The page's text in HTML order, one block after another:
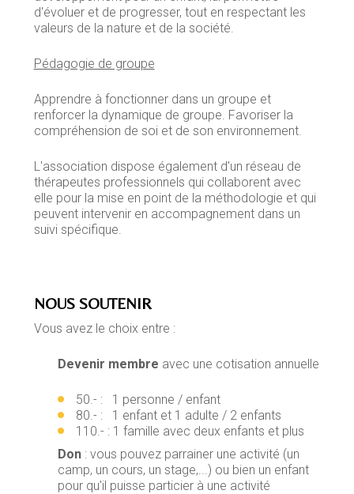
d'évoluer et de progresser, tout en respectant les
valeurs de la nature et de la société.
Pédagogie de groupe
Apprendre à fonctionner dans un groupe et
renforcer la dynamique de groupe. Favoriser la
compréhension de soi et de son environnement.
L'association dispose également d'un réseau de
thérapeutes professionnels qui collaborent avec
elle pour la mise en point de la méthodologie et qui
peuvent intervenir en accompagnement dans un
suivi spécifique.
NOUS SOUTENIR
Vous avez le choix entre :
Devenir membre avec une cotisation annuelle
50.- : 1 personne / enfant
80.- : 1 enfant et 1 adulte / 2 enfants
110.- : 1 famille avec deux enfants et plus
Don: vous pouvez parrainer une activité (un
camp, un cours, un stage,...) ou bien un enfant
pour qu'il puisse particier à une activité